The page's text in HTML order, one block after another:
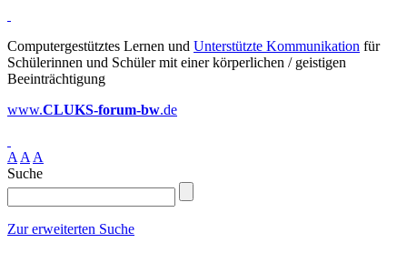
Computergestütztes Lernen und Unterstützte Kommunikation für
Schülerinnen und Schüler mit einer körperlichen / geistigen
Beeinträchtigung
www.CLUKS-forum-bw.de
A A A
Suche
Zur erweiterten Suche